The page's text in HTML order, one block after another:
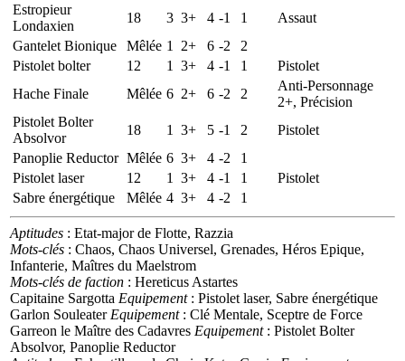
Estropieur
Londaxien
18 3 3+ 4 -1 1
Assaut
Gantelet Bionique
Mêlée 1 2+ 6 -2
2
Pistolet bolter
12 1 3+ 4 -1 1
Pistolet
Hache Finale
Mêlée 6 2+ 6 -2 2
Anti-Personnage
2+, Précision
Pistolet Bolter
Absolvor
18 1 3+ 5 -1 2
Pistolet
Panoplie Reductor Mêlée 6 3+ 4 -2
1
Pistolet laser
12 1 3+ 4 -1 1
Pistolet
Sabre énergétique
Mêlée 4 3+ 4 -2 1
Aptitudes : Etat-major de Flotte, Razzia
Mots-clés : Chaos, Chaos Universel, Grenades, Héros Epique,
Infanterie, Maîtres du Maelstrom
Mots-clés de faction : Hereticus Astartes
Capitaine Sargotta Equipement: Pistolet laser, Sabre énergétique
Garlon Souleater Equipement: Clé Mentale, Sceptre de Force
Garreon le Maître des Cadavres Equipement: Pistolet Bolter
Absolvor, Panoplie Reductor